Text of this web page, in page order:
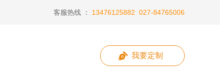
客服热线 ： 13476125882 027-84765006
我要定制